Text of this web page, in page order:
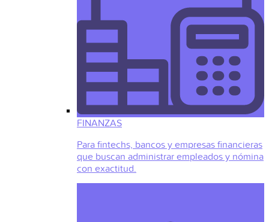
FINANZAS
Para fintechs, bancos y empresas financieras
que buscan administrar empleados y nómina
con exactitud.